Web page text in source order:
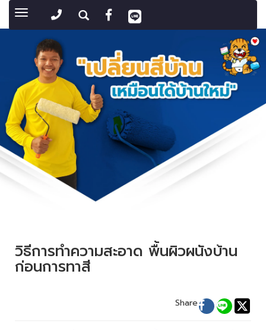
Toggle
navigation
วิธีการทำความสะอาด พื้นผิวผนังบ้าน
ก่อนการทาสี
Share